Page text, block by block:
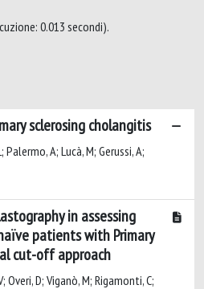
0.013 secondi).
sclerosing cholangitis
A; Lucà, M; Gerussi, A;
in assessing
patients with Primary
cut-off approach
Overi, D; Viganò, M; Rigamonti, C;